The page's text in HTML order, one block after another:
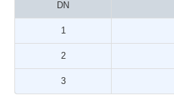
DN
1
2
3